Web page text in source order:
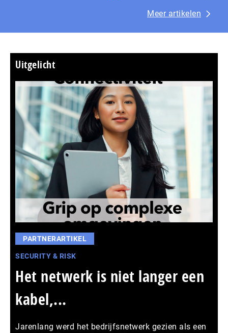
Meer artikelen
Uitgelicht
PARTNERARTIKEL
SECURITY & RISK
Het netwerk is niet langer een
kabel,...
Jarenlang werd het bedrijfsnetwerk gezien als een